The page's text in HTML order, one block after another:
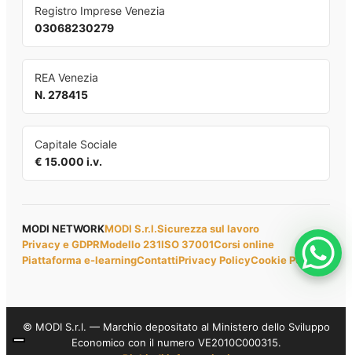
Registro Imprese Venezia
03068230279
REA Venezia
N. 278415
Capitale Sociale
€ 15.000 i.v.
MODI NETWORKMODI S.r.l.Sicurezza sul lavoro
Privacy e GDPRModello 231ISO 37001Corsi online
Piattaforma e-learningContattiPrivacy PolicyCookie Policy
© MODI S.r.l. — Marchio depositato al Ministero dello Sviluppo
Economico con il numero VE2010C000315.